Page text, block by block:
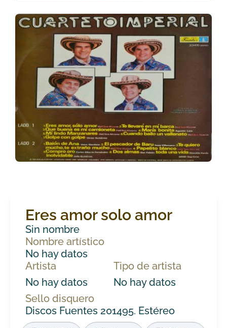
Eres amor solo amor
Sin nombre
Nombre artístico
No hay datos
Artista
No hay datos
Tipo de artista
No hay datos
Sello disquero
Discos Fuentes 201495. Estéreo